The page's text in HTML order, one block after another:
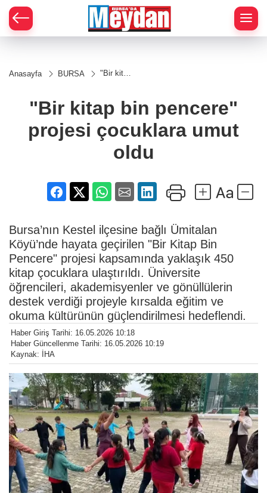
Anasayfa BURSA
"Bir kitap
projesi
çocuklara
umut
oldu
"Bir kitap bin pencere"
projesi çocuklara umut
oldu
Bursa’nın Kestel ilçesine bağlı Ümitalan
Köyü’nde hayata geçirilen "Bir Kitap Bin
Pencere" projesi kapsamında yaklaşık 450
kitap çocuklara ulaştırıldı. Üniversite
öğrencileri, akademisyenler ve gönüllülerin
destek verdiği projeyle kırsalda eğitim ve
okuma kültürünün güçlendirilmesi hedeflendi.
Haber Giriş Tarihi: 16.05.2026 10:18
Haber Güncellenme Tarihi: 16.05.2026 10:19
Kaynak: İHA